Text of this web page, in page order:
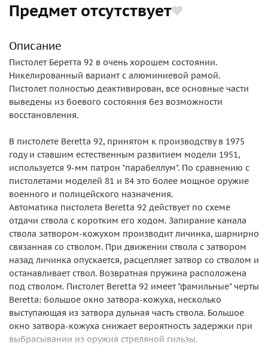
Предмет отсутствует
Описание
Пистолет Беретта 92 в очень хорошем состоянии.
Никелированный вариант с алюминиевой рамой.
Пистолет полностью деактивирован, все основные части
выведены из боевого состояния без возможности
восстановления.
В пистолете Beretta 92, принятом к производству в 1975
году и ставшим естественным развитием модели 1951,
используется 9-мм патрон "парабеллум". По сравнению с
пистолетами моделей 81 и 84 это более мощное оружие
военного и полицейского назначения.
Автоматика пистолета Beretta 92 действует по схеме
отдачи ствола с коротким его ходом. Запирание канала
ствола затвором-кожухом производит личинка, шарнирно
связанная со стволом. При движении ствола с затвором
назад личинка опускается, расцепляет затвор со стволом и
останавливает ствол. Возвратная пружина расположена
под стволом. Пистолет Beretta 92 имеет "фамильные" черты
Beretta: большое окно затвора-кожуха, несколько
выступающая из затвора дульная часть ствола. Большое
окно затвора-кожуха снижает вероятность задержки при
выбрасывании из оружия стреляной гильзы.